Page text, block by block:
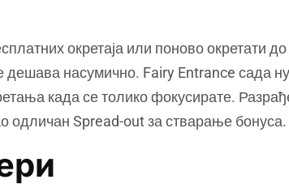
окретаја или поново окретати
дешава насумично. Fairy Entrance сада
када се толико фокусирате.
одличан Spread-out за стварање бонуса.